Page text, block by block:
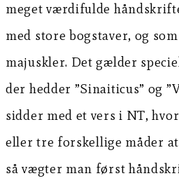
meget værdifulde
med store bogstaver, og
majuskler. Det gælder
der hedder ”Sinaiticus” og
sidder med et vers i NT,
eller tre forskellige måder
så vægter man først